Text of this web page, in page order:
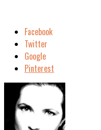
Facebook
Twitter
Google
Pinterest